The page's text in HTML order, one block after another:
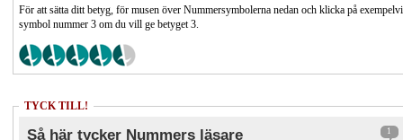
För att sätta ditt betyg, för musen över Nummersymbolerna nedan och klicka på
symbol nummer 3 om du vill ge betyget 3.
TYCK TILL!
Så här tycker Nummers läsare 1